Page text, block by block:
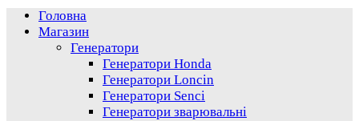
Головна
Магазин
Генератори
Генератори Honda
Генератори Loncin
Генератори Senci
Генератори зварювальні